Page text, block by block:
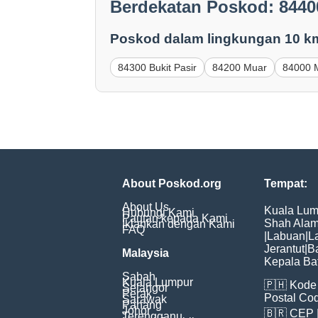
Berdekatan Poskod:
Poskod dalam lingkungan 10
84300 Bukit Pasir 84200 Muar 84000
About Poskod.org
About Us
Hubungi Kami
Pautan kepada Kami
Iklankan dengan Kami
FAQ
Malaysia
Sabah
Kuala Lumpur
Selangor
Perak
Sarawak
Pahang
Johor
Tempat:
Kuala
Shah
Labuan
Jerantut|
Kepala
🇵🇭
Postal
🇧🇷 CEP